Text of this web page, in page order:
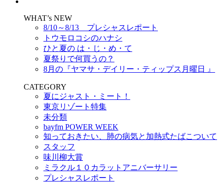
WHAT’s NEW
8/10～8/13 プレシャスレポート
トウモロコシのハナシ
ひと夏の は・じ・め・て
夏祭りで何買うの？
8月の『ヤマサ・デイリー・ティップス月曜日 』
CATEGORY
夏にジャスト・ミート！
東京リゾート特集
未分類
bayfm POWER WEEK
知っておきたい、肺の病気と加熱式たばこついて
スタッフ
味川柳大賞
ミラクル１０カラットアニバーサリー
プレシャスレポート